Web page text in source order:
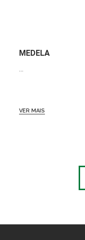
MEDELA
...
VER MAIS